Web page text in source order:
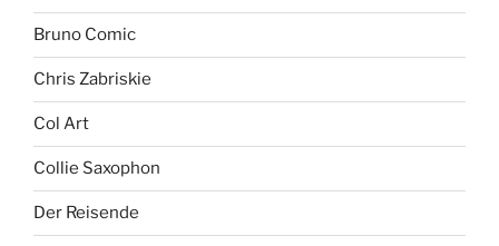
Bruno Comic
Chris Zabriskie
Col Art
Collie Saxophon
Der Reisende